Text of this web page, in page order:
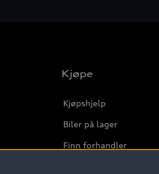
Kjøpe
Kjøpshjelp
Biler på lager
Finn forhandler